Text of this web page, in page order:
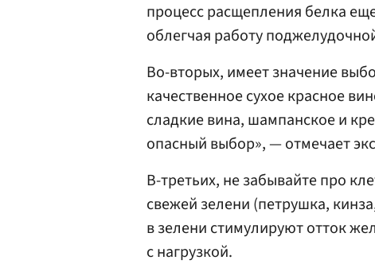
процесс расщепления белка
облегчая работу
Во-вторых, имеет значение
качественное сухое красное
сладкие вина, шампанское и
опасный выбор», — отмечает
В-третьих, не забывайте про
свежей зелени (петрушка,
в зелени стимулируют отток
с нагрузкой.